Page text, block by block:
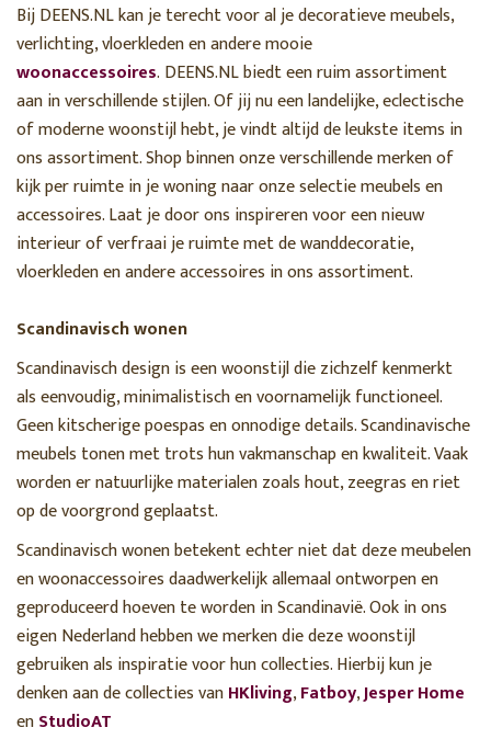
Bij DEENS.NL kan je terecht voor al je decoratieve meubels,
verlichting, vloerkleden en andere mooie
woonaccessoires. DEENS.NL biedt een ruim assortiment
aan in verschillende stijlen. Of jij nu een landelijke, eclectische
of moderne woonstijl hebt, je vindt altijd de leukste items in
ons assortiment. Shop binnen onze verschillende merken of
kijk per ruimte in je woning naar onze selectie meubels en
accessoires. Laat je door ons inspireren voor een nieuw
interieur of verfraai je ruimte met de wanddecoratie,
vloerkleden en andere accessoires in ons assortiment.
Scandinavisch wonen
Scandinavisch design is een woonstijl die zichzelf kenmerkt
als eenvoudig, minimalistisch en voornamelijk functioneel.
Geen kitscherige poespas en onnodige details. Scandinavische
meubels tonen met trots hun vakmanschap en kwaliteit. Vaak
worden er natuurlijke materialen zoals hout, zeegras en riet
op de voorgrond geplaatst.
Scandinavisch wonen betekent echter niet dat deze meubelen
en woonaccessoires daadwerkelijk allemaal ontworpen en
geproduceerd hoeven te worden in Scandinavië. Ook in ons
eigen Nederland hebben we merken die deze woonstijl
gebruiken als inspiratie voor hun collecties. Hierbij kun je
denken aan de collecties vanHKliving,Fatboy,Jesper Home
enStudioAT